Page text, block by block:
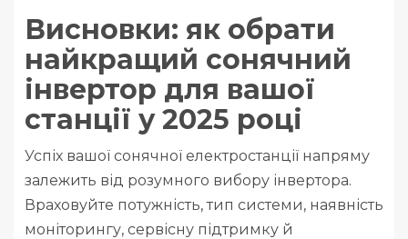
Висновки: як обрати
найкращий сонячний
інвертор для вашої
станції у 2025 році
Успіх вашої сонячної електростанції напряму
залежить від розумного вибору інвертора.
Враховуйте потужність, тип системи, наявність
моніторингу, сервісну підтримку й